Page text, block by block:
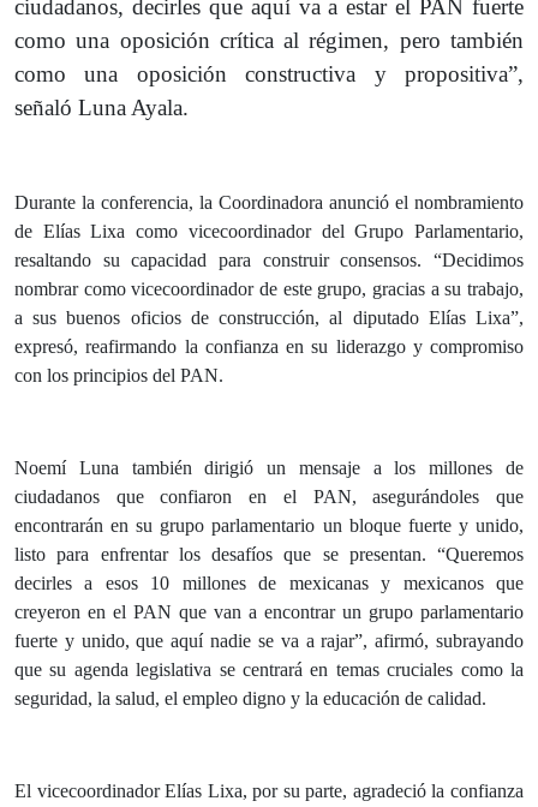
ciudadanos, decirles que aquí va a estar el PAN fuerte
como una oposición crítica al régimen, pero también
como una oposición constructiva y propositiva”,
señaló Luna Ayala.
Durante la conferencia, la Coordinadora anunció el nombramiento
de Elías Lixa como vicecoordinador del Grupo Parlamentario,
resaltando su capacidad para construir consensos. “Decidimos
nombrar como vicecoordinador de este grupo, gracias a su trabajo,
a sus buenos oficios de construcción, al diputado Elías Lixa”,
expresó, reafirmando la confianza en su liderazgo y compromiso
con los principios del PAN.
Noemí Luna también dirigió un mensaje a los millones de
ciudadanos que confiaron en el PAN, asegurándoles que
encontrarán en su grupo parlamentario un bloque fuerte y unido,
listo para enfrentar los desafíos que se presentan. “Queremos
decirles a esos 10 millones de mexicanas y mexicanos que
creyeron en el PAN que van a encontrar un grupo parlamentario
fuerte y unido, que aquí nadie se va a rajar”, afirmó, subrayando
que su agenda legislativa se centrará en temas cruciales como la
seguridad, la salud, el empleo digno y la educación de calidad.
El vicecoordinador Elías Lixa, por su parte, agradeció la confianza